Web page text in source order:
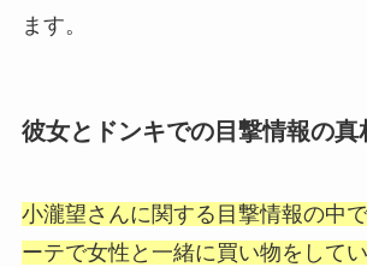
ます。
彼女とドンキでの目撃情報の真
小瀧望さんに関する目撃情報の中
ーテで女性と一緒に買い物をして